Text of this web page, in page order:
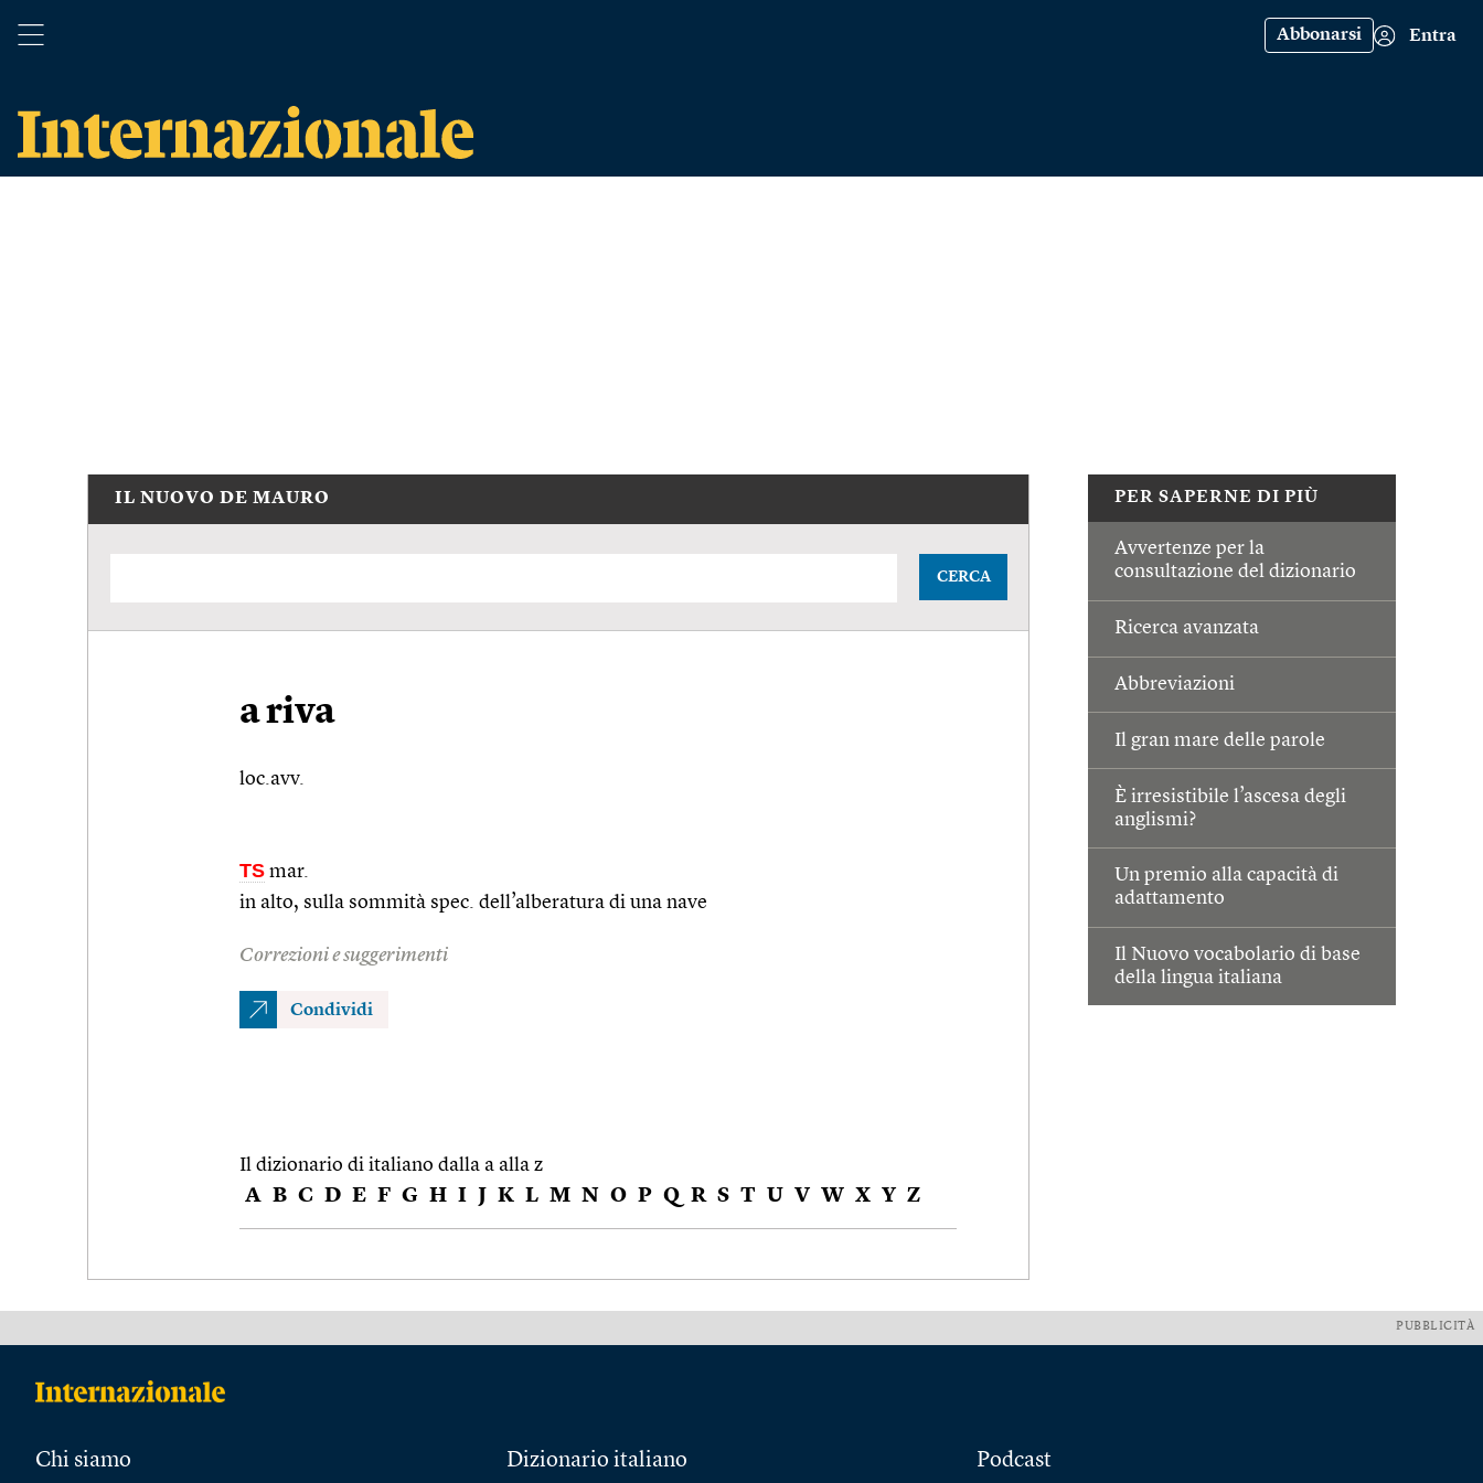
Abbonarsi Entra
PER SAPERNE DI PIÙ
Avvertenze per la
consultazione del dizionario
Ricerca avanzata
Abbreviazioni
Il gran mare delle parole
È irresistibile l’ascesa degli
anglismi?
Un premio alla capacità di
adattamento
Il Nuovo vocabolario di base
della lingua italiana
IL NUOVO DE MAURO
CERCA
a riva
loc.avv.
TS mar.
in alto, sulla sommità spec. dell’alberatura di una nave
Correzioni e suggerimenti
Condividi
Il dizionario di italiano dalla a alla z
A B C D E F G H I J K L M N O P Q R S T U V W X Y Z
PUBBLICITÀ
Chi siamo Dizionario italiano Podcast